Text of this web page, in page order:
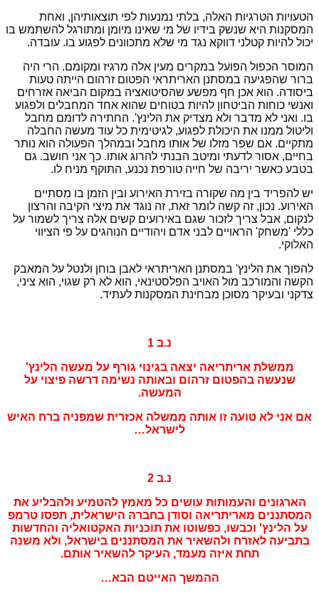
הטעויות הטרגיות האלה, בלתי נמנעות לפי תוצאותיהן, ואחת
המסקנות היא שנשק בידיו של מי שאינו מיומן ומתורגל להשתמש בו
יכול להיות קטלני דווקא נגד מי שלא מתכוונים לפגוע בו. עובדה.
המוסר הכפול הפועל במקרים מעין אלה מרגיז ומקומם. הרי היה
ברור שהפגיעה במסתנן האריתראי הפטום זרהום הייתה טעות
ביסודה. הוא אכן חף מפשע שהסיטואציה במקום הביאה אזרחים
ואנשי כוחות הביטחון להיות בטוחים שהוא אחד המחבלים ולפגוע
בו. ואני לא מדבר ולא מצדיק את הלינץ'. החתירה לדומם מחבל
וליטול ממנו את היכולת לפגוע, לגיטימית כל עוד מעשה החבלה
מתקיים. אם שפר מזלו של אותו מחבל ובמהלך הפעולה הוא נותר
בחיים, אסור לדעתי ומיטב הבנתי להרוג אותו. כך אני חושב. גם
בטבע כאשר יריבה של חייה טורפת נכנע, התוקף מניח לו.
יש להפריד בין מה שקורה בזירת האירוע ובין הזמן בו מסתיים
האירוע. נכון, זה קשה לומר זאת, זה נוגד את מיצי הקיבה והרצון
לנקום, אבל צריך לזכור שגם באירועים קשים אלה צריך לשמור על
כללי 'משחק' הראויים לבני אדם ויהודיים הנוהגים על פי הציווי
האלוקי.
להפוך את הלינץ' במסתנן האריתראי לאבן בוחן ולנטל על המאבק
הקשה והמורכב מול האויב הפלסטינאי, הוא לא רק שגוי, הוא ציני,
צדקני ובעיקר מסוכן מבחינת המסקנות לעתיד.
נ.ב 1
ממשלת אריתריאה יצאה בגינוי גורף על מעשה הלינץ'
שנעשה בהפטום זרהום ובאותה נשימה דרשה פיצוי על
המעשה.
אם אני לא טועה זו אותה ממשלה אכזרית שמפניה ברח האיש
לישראל…
נ.ב 2
הארגונים והעמותות עושים כל מאמץ להטמיע ולהבליע את
המסתננים מאריתריאה וסודן בחברה הישראלית, תפסו טרמפ
על הלינץ' וכבשו, כפשוטו את תוכניות האקטואליה והחדשות
בתביעה לאזרח ולהשאיר את המסתננים בישראל, ולא משנה
תחת איזה מעמד, העיקר להשאיר אותם.
ההמשך האייטם הבא…